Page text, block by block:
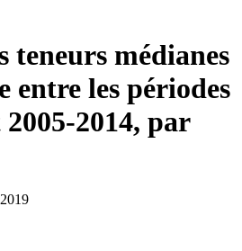
teneurs médianes
entre les périodes
2005-2014, par